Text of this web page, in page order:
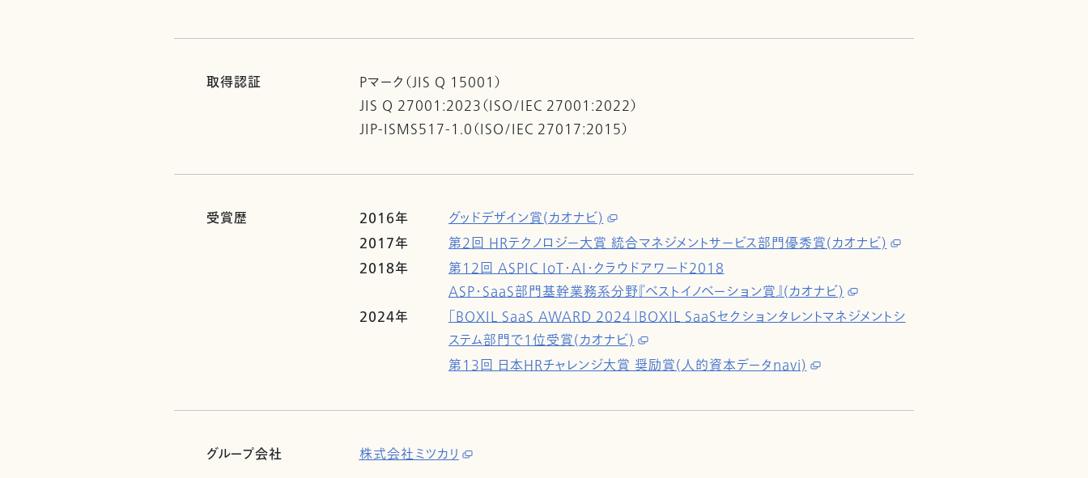
取得認証
Pマーク（JIS Q 15001）
JIS Q 27001:2023（ISO/IEC 27001:2022）
JIP-ISMS517-1.0（ISO/IEC 27017:2015）
受賞歴 2016年
グッドデザイン賞(カオナビ)
2017年
第2回 HRテクノロジー大賞 統合マネジメントサービス部門優秀賞(カオナビ)
2018年
第12回 ASPIC IoT・AI・クラウドアワード2018
ASP・SaaS部門基幹業務系分野『ベストイノベーション賞』(カオナビ)
2024年
「BOXIL SaaS AWARD 2024」BOXIL SaaSセクションタレントマネジメントシ
ステム部門で1位受賞(カオナビ)
第13回 日本HRチャレンジ大賞 奨励賞(人的資本データnavi)
グループ会社 株式会社ミツカリ